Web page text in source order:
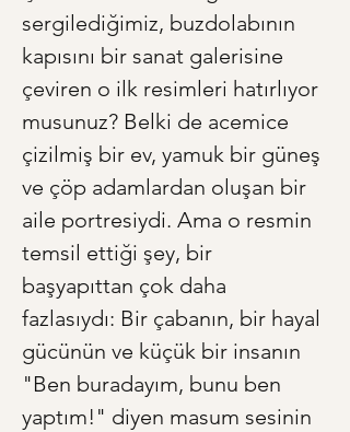
sergilediğimiz, buzdolabının
kapısını bir sanat galerisine
çeviren o ilk resimleri hatırlıyor
musunuz? Belki de acemice
çizilmiş bir ev, yamuk bir güneş
ve çöp adamlardan oluşan bir
aile portresiydi. Ama o resmin
temsil ettiği şey, bir
başyapıttan çok daha
fazlasıydı: Bir çabanın, bir hayal
gücünün ve küçük bir insanın
"Ben buradayım, bunu ben
yaptım!" diyen masum sesinin